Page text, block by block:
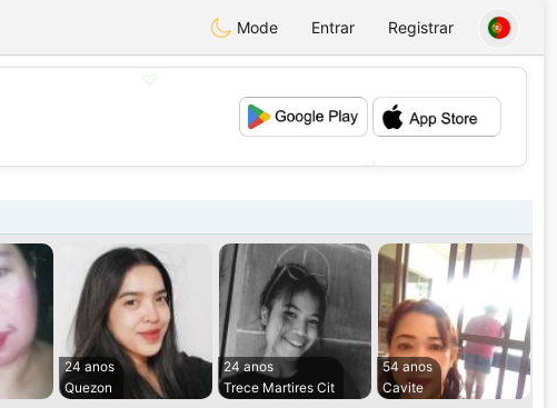
Mode Entrar Registrar
24 anos
Quezon
24 anos
Trece Martires Cit
54 anos
Cavite